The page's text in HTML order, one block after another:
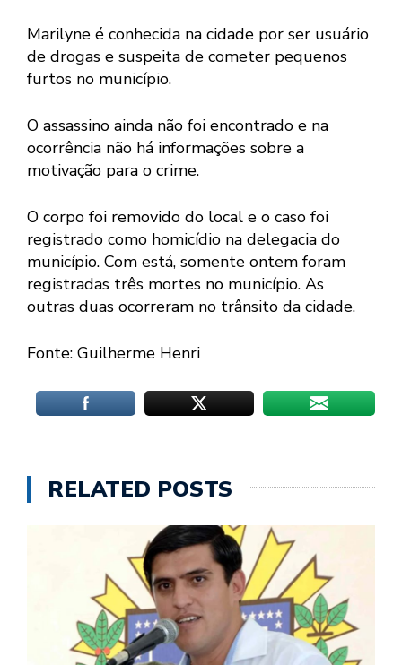
Marilyne é conhecida na cidade por ser usuário
de drogas e suspeita de cometer pequenos
furtos no município.
O assassino ainda não foi encontrado e na
ocorrência não há informações sobre a
motivação para o crime.
O corpo foi removido do local e o caso foi
registrado como homicídio na delegacia do
município. Com está, somente ontem foram
registradas três mortes no município. As
outras duas ocorreram no trânsito da cidade.
Fonte: Guilherme Henri
RELATED POSTS